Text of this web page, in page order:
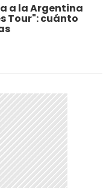
a la Argentina
Tour": cuánto